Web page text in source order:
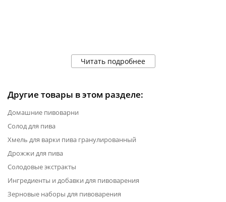
Читать подробнее
Другие товары в этом разделе:
Домашние пивоварни
Солод для пива
Хмель для варки пива гранулированный
Дрожжи для пива
Солодовые экстракты
Ингредиенты и добавки для пивоварения
Зерновые наборы для пивоварения